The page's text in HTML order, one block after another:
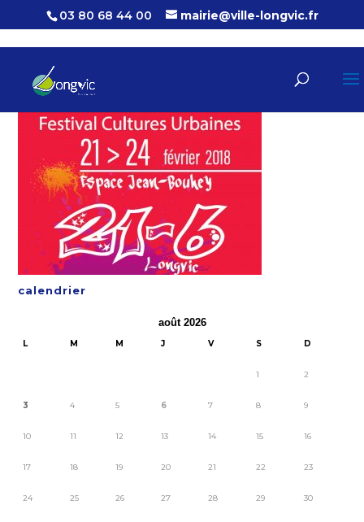
03 80 68 44 00 mairie@ville-longvic.fr
calendrier
août 2026
L M M J V S D
1 2
3 4 5 6 7 8 9
10 11 12 13 14 15 16
17 18 19 20 21 22 23
24 25 26 27 28 29 30